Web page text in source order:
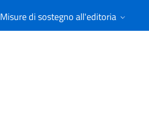
Misure di sostegno all'editoria